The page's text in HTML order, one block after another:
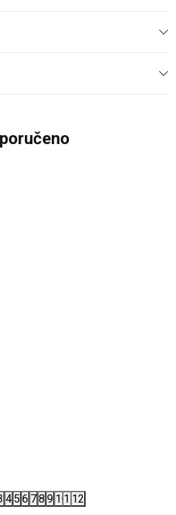
4 5 6 78 9 101112